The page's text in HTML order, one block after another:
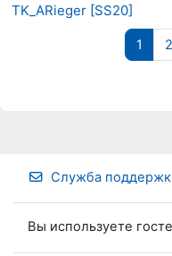
TK_ARieger [SS20]
1 2
Служба
Вы используете